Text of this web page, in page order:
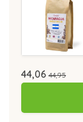
44,06 44,95